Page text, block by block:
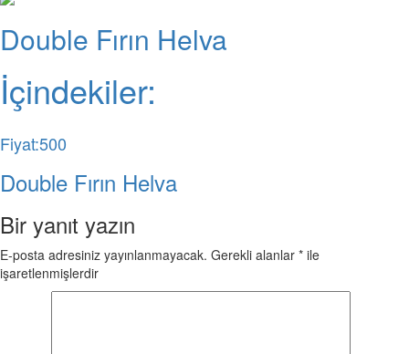
Double Fırın Helva
İçindekiler:
Fiyat:500
Double Fırın Helva
Bir yanıt yazın
E-posta adresiniz yayınlanmayacak. Gerekli alanlar * ile
işaretlenmişlerdir